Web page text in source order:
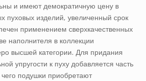
и имеют демократичную цену в
пуховых изделий, увеличенный срок
применением сверхкачественных
наполнителя в коллекции
высшей категории. Для придания
упругости к пуху добавляется часть
подушки приобретают